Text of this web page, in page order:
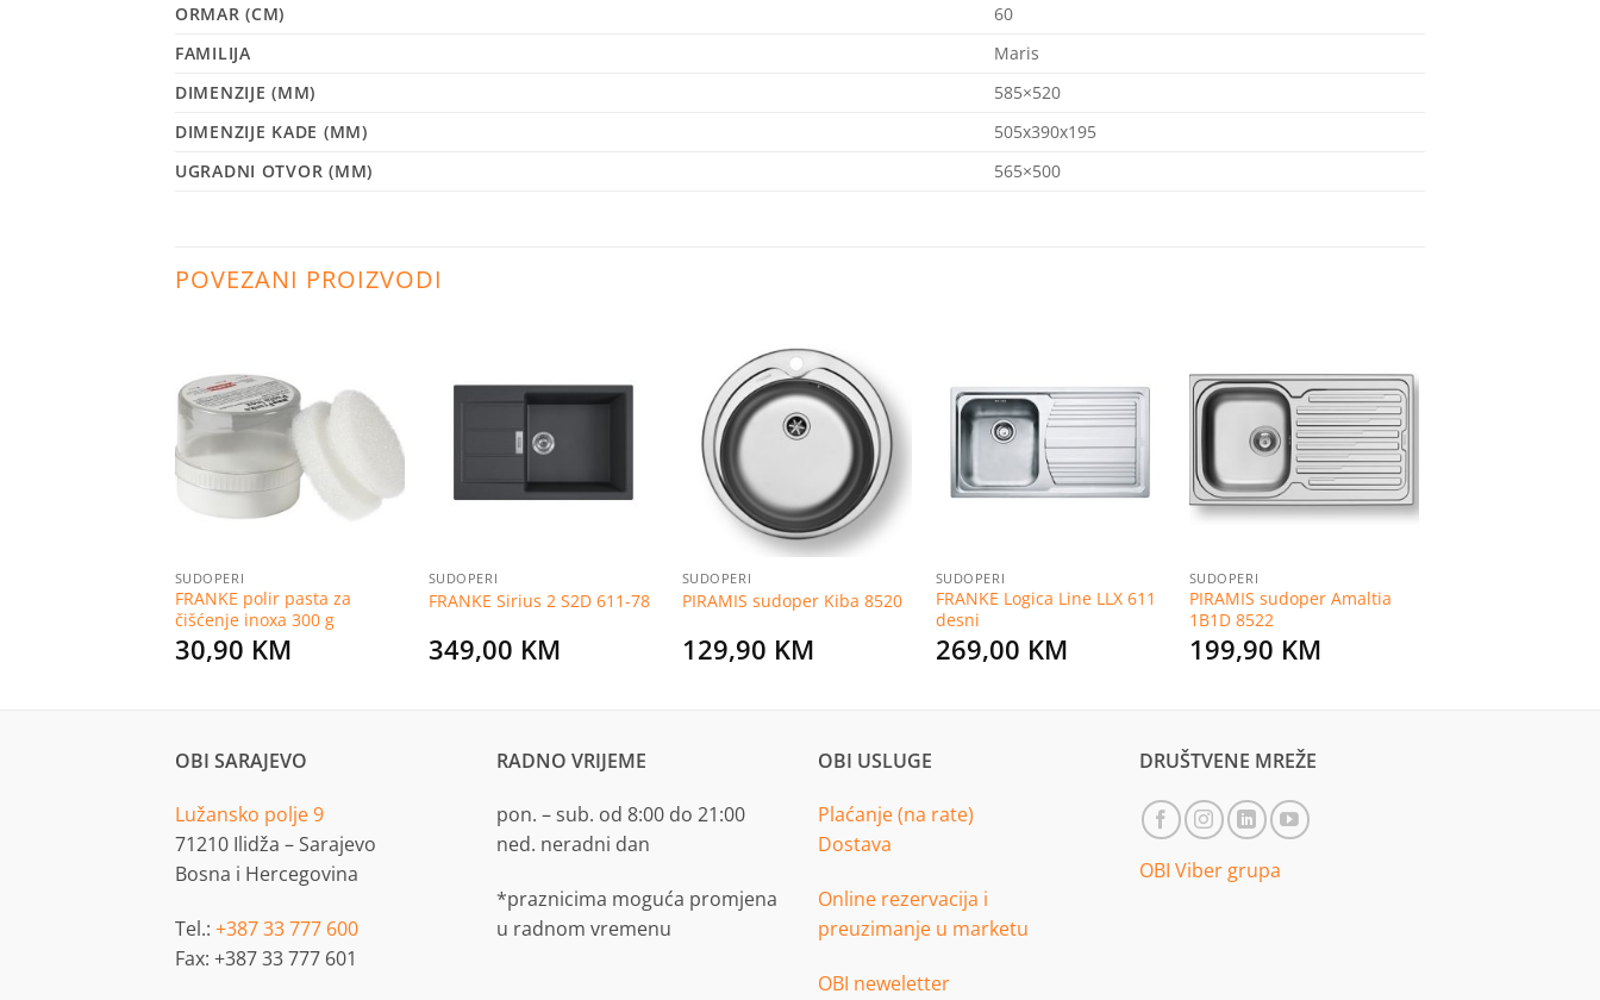
ORMAR (CM)
60
FAMILIJA
Maris
DIMENZIJE (MM)
585×520
DIMENZIJE KADE (MM)
505x390x195
UGRADNI OTVOR (MM)
565×500
POVEZANI PROIZVODI
Dodaj
na
SUDOPERI
FRANKE polir pasta za
čišćenje inoxa 300 g
30,90 KM
Dodaj
SUDOPERI
FRANKE Sirius 2 S2D 611-78
349,00 KM
Dodaj
na
listu
želja
SUDOPERI
PIRAMIS sudoper Kiba 8520
129,90 KM
Dodaj
na
listu
želja
SUDOPERI
FRANKE Logica Line LLX 611
desni
269,00 KM
Dodaj
na
listu
želja
SUDOPERI
PIRAMIS sudoper Amaltia
1B1D 8522
199,90 KM
OBI SARAJEVO
Lužansko polje 9
71210 Ilidža – Sarajevo
Bosna i Hercegovina
Tel.: +387 33 777 600
Fax: +387 33 777 601
RADNO VRIJEME
pon. – sub. od 8:00 do 21:00
ned. neradni dan
*praznicima moguća promjena
u radnom vremenu
OBI USLUGE
Plaćanje (na rate)
Dostava
Online rezervacija i
preuzimanje u marketu
OBI neweletter
DRUŠTVENE MREŽE
OBI Viber grupa